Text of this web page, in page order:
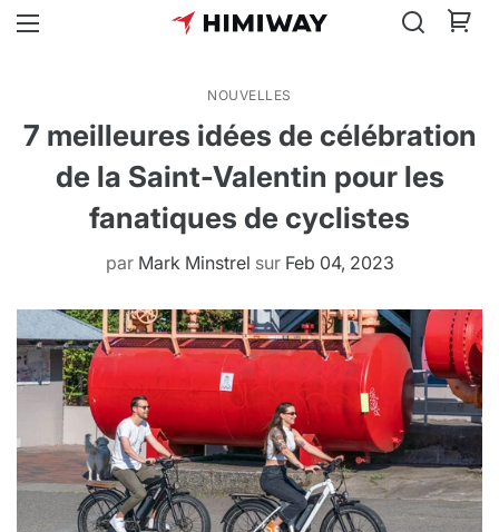
NOUVELLES
7 meilleures idées de célébration
de la Saint-Valentin pour les
fanatiques de cyclistes
par Mark Minstrel sur Feb 04, 2023